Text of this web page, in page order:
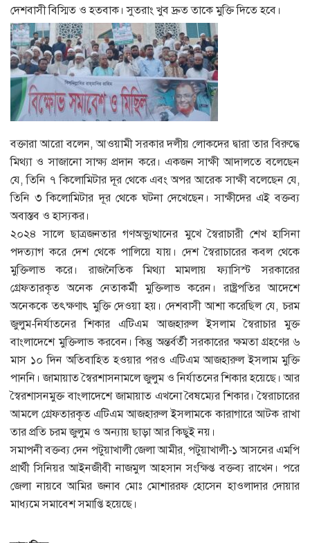
দেশবাসী বিস্মিত ও হতবাক। সুতরাং খুব দ্রুত তাকে মুক্তি দিতে হবে।
বক্তারা আরো বলেন, আওয়ামী সরকার দলীয় লোকদের দ্বারা তার বিরুদ্ধে
মিথ্যা ও সাজানো সাক্ষ্য প্রদান করে। একজন সাক্ষী আদালতে বলেছেন
যে, তিনি ৭ কিলোমিটার দূর থেকে এবং অপর আরেক সাক্ষী বলেছেন যে,
তিনি ৩ কিলোমিটার দূর থেকে ঘটনা দেখেছেন। সাক্ষীদের এই বক্তব্য
অবাস্তব ও হাস্যকর।
২০২৪ সালে ছাত্রজনতার গণঅভ্যুত্থানের মুখে স্বৈরাচারী শেখ হাসিনা
পদত্যাগ করে দেশ থেকে পালিয়ে যায়। দেশ স্বৈরাচারের কবল থেকে
মুক্তিলাভ করে। রাজনৈতিক মিথ্যা মামলায় ফ্যাসিস্ট সরকারের
গ্রেফতারকৃত অনেক নেতাকর্মী মুক্তিলাভ করেন। রাষ্ট্রপতির আদেশে
অনেককে তৎক্ষণাৎ মুক্তি দেওয়া হয়। দেশবাসী আশা করেছিল যে, চরম
জুলুম-নির্যাতনের শিকার এটিএম আজহারুল ইসলাম স্বৈরাচার মুক্ত
বাংলাদেশে মুক্তিলাভ করবেন। কিন্তু অন্তর্বর্তী সরকারের ক্ষমতা গ্রহণের ৬
মাস ১০ দিন অতিবাহিত হওয়ার পরও এটিএম আজহারুল ইসলাম মুক্তি
পাননি। জামায়াত স্বৈরশাসনামলে জুলুম ও নির্যাতনের শিকার হয়েছে। আর
স্বৈরশাসনমুক্ত বাংলাদেশে জামায়াত এখনো বৈষম্যের শিকার। স্বৈরাচারের
আমলে গ্রেফতারকৃত এটিএম আজহারুল ইসলামকে কারাগারে আটক রাখা
তার প্রতি চরম জুলুম ও অন্যায় ছাড়া আর কিছুই নয়।
সমাপনী বক্তব্য দেন পটুয়াখালী জেলা আমীর, পটুয়াখালী-১ আসনের এমপি
প্রার্থী সিনিয়র আইনজীবী নাজমুল আহসান সংক্ষিপ্ত বক্তব্য রাখেন। পরে
জেলা নায়বে আমির জনাব মোঃ মোশাররফ হোসেন হাওলাদার দোয়ার
মাধ্যমে সমাবেশ সমাপ্তি হয়েছে।